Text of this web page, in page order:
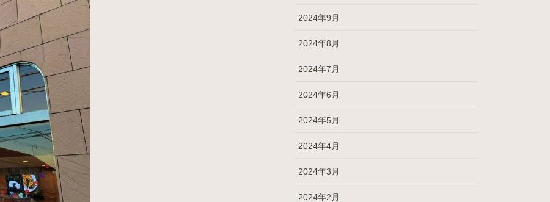
2024年9月
2024年8月
2024年7月
2024年6月
2024年5月
2024年4月
2024年3月
2024年2月